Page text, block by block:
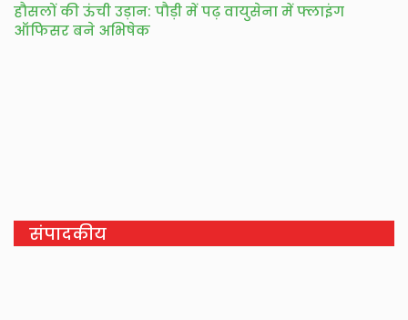
हौसलों की ऊंची उड़ान: पौड़ी में पढ़ वायुसेना में फ्लाइंग
ऑफिसर बने अभिषेक
संपादकीय